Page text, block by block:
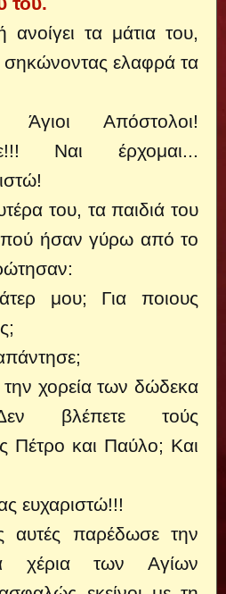
ανοίγει τα μάτια του,
σηκώνοντας ελαφρά τα
Άγιοι Απόστολοι!
Ναι έρχομαι...
του, τα παιδιά του
πού ήσαν γύρω από το
μου; Για ποιους
χορεία των δώδεκα
βλέπετε τούς
Πέτρο και Παύλο; Και
ευχαριστώ!!!
αυτές παρέδωσε την
χέρια των Αγίων